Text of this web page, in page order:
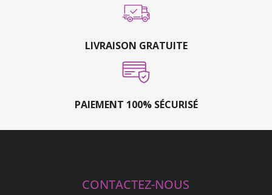
LIVRAISON GRATUITE
PAIEMENT 100% SÉCURISÉ
CONTACTEZ-NOUS